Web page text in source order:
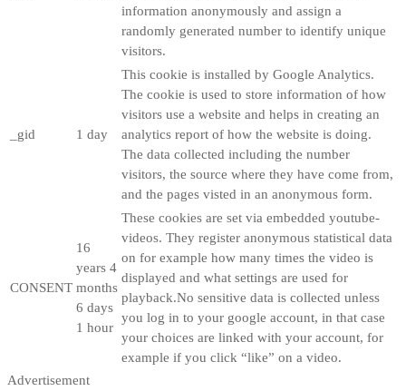
information anonymously and assign a
randomly generated number to identify unique
visitors.
_gid 1 day
This cookie is installed by Google Analytics.
The cookie is used to store information of how
visitors use a website and helps in creating an
analytics report of how the website is doing.
The data collected including the number
visitors, the source where they have come from,
and the pages visted in an anonymous form.
CONSENT
16
years 4
months
6 days
1 hour
These cookies are set via embedded youtube-
videos. They register anonymous statistical data
on for example how many times the video is
displayed and what settings are used for
playback.No sensitive data is collected unless
you log in to your google account, in that case
your choices are linked with your account, for
example if you click “like” on a video.
Advertisement